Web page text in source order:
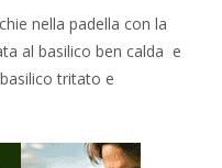
nella padella con la
al basilico ben calda e
tritato e